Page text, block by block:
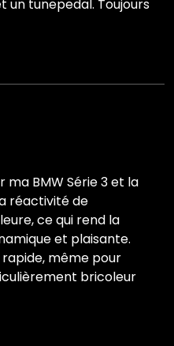
un tunepedal. Toujours
ma BMW Série 3 et la
réactivité de
ce qui rend la
et plaisante.
même pour
bricoleur